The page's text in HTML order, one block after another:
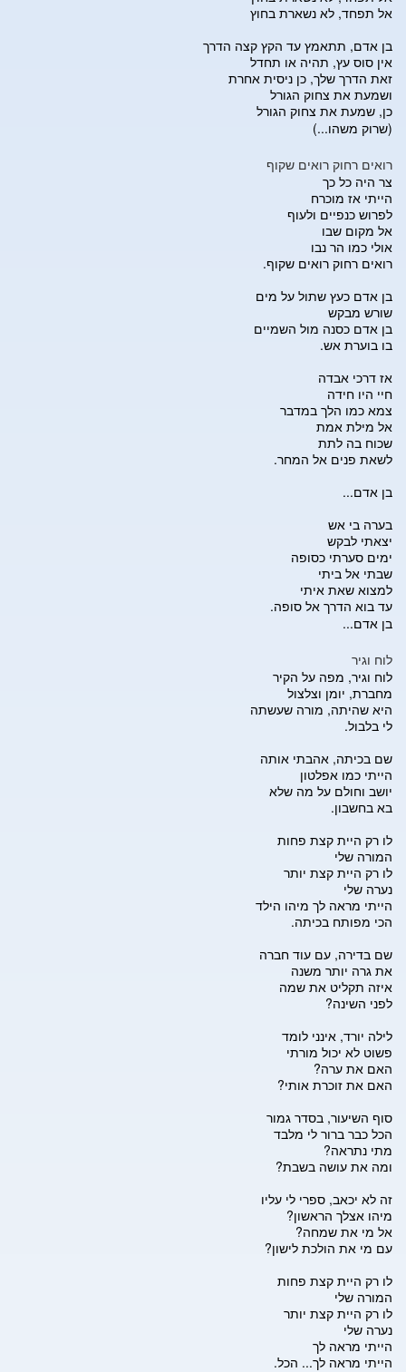
אל תפחד, לא נשארת בחוץ
בן אדם, תתאמץ עד הקץ קצה הדרך
אין סוס עץ, תהיה או תחדל
זאת הדרך שלך, כן ניסית אחרת
ושמעת את צחוק הגורל
כן, שמעת את צחוק הגורל
(שרוק משהו...)
רואים רחוק רואים שקוף
צר היה כל כך
הייתי אז מוכרח
לפרוש כנפיים ולעוף
אל מקום שבו
אולי כמו הר נבו
רואים רחוק רואים שקוף.
בן אדם כעץ שתול על מים
שורש מבקש
בן אדם כסנה מול השמיים
בו בוערת אש.
אז דרכי אבדה
חיי היו חידה
צמא כמו הלך במדבר
אל מילת אמת
שכוח בה לתת
לשאת פנים אל המחר.
בן אדם...
בערה בי אש
יצאתי לבקש
ימים סערתי כסופה
שבתי אל ביתי
למצוא שאת איתי
עד בוא הדרך אל סופה.
בן אדם...
לוח וגיר
לוח וגיר, מפה על הקיר
מחברת, יומן וצלצול
היא שהיתה, מורה שעשתה
לי בלבול.
שם בכיתה, אהבתי אותה
הייתי כמו אפלטון
יושב וחולם על מה שלא
בא בחשבון.
לו רק היית קצת פחות
המורה שלי
לו רק היית קצת יותר
נערה שלי
הייתי מראה לך מיהו הילד
הכי מפותח בכיתה.
שם בדירה, עם עוד חברה
את גרה יותר משנה
איזה תקליט את שמה
לפני השינה?
לילה יורד, אינני לומד
פשוט לא יכול מורתי
האם את ערה?
האם את זוכרת אותי?
סוף השיעור, בסדר גמור
הכל כבר ברור לי מלבד
מתי נתראה?
ומה את עושה בשבת?
זה לא יכאב, ספרי לי עליו
מיהו אצלך הראשון?
אל מי את שמחה?
עם מי את הולכת לישון?
לו רק היית קצת פחות
המורה שלי
לו רק היית קצת יותר
נערה שלי
הייתי מראה לך
הייתי מראה לך... הכל.